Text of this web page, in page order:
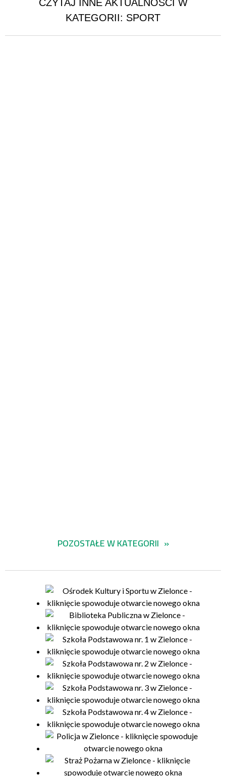
CZYTAJ INNE AKTUALNOŚCI W
KATEGORII: SPORT
POZOSTAŁE W KATEGORII